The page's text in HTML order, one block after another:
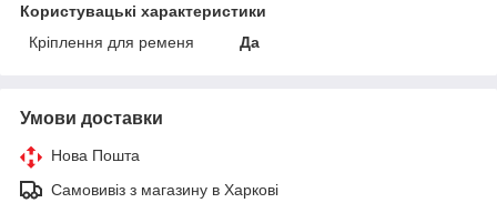
Користувацькі характеристики
Кріплення для ременя
Да
Умови доставки
Нова Пошта
Самовивіз з магазину в Харкові